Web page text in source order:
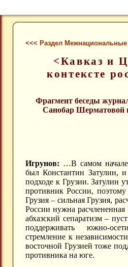
<<< Раздел
<Кавказ и
контексте
Фрагмент беседы
Санобар Шерматовой
Игрунов: …В самом начале
был Константин Затулин,
подходе к Грузии. Затулин
противник России,
Грузия – сильная Грузия,
России нужна
абхазский сепаратизм –
поддерживать южно-
стремление к
восточной Грузией тоже
противника на юге.